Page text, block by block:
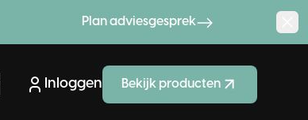
Plan adviesgesprek
Inloggen Bekijk producten